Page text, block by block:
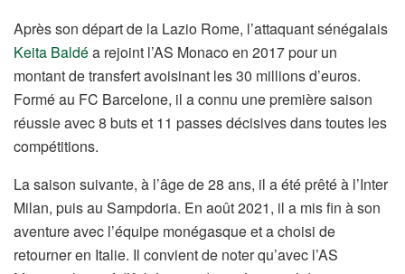
Après son départ de la Lazio Rome, l’attaquant sénégalais
Keita Baldéa rejoint l’AS Monaco en 2017 pour un
montant de transfert avoisinant les 30 millions d’euros.
Formé au FC Barcelone, il a connu une première saison
réussie avec 8 buts et 11 passes décisives dans toutes les
compétitions.
La saison suivante, à l’âge de 28 ans, il a été prêté à l’Inter
Milan, puis au Sampdoria. En août 2021, il a mis fin à son
aventure avec l’équipe monégasque et a choisi de
retourner en Italie. Il convient de noter qu’avec l’AS